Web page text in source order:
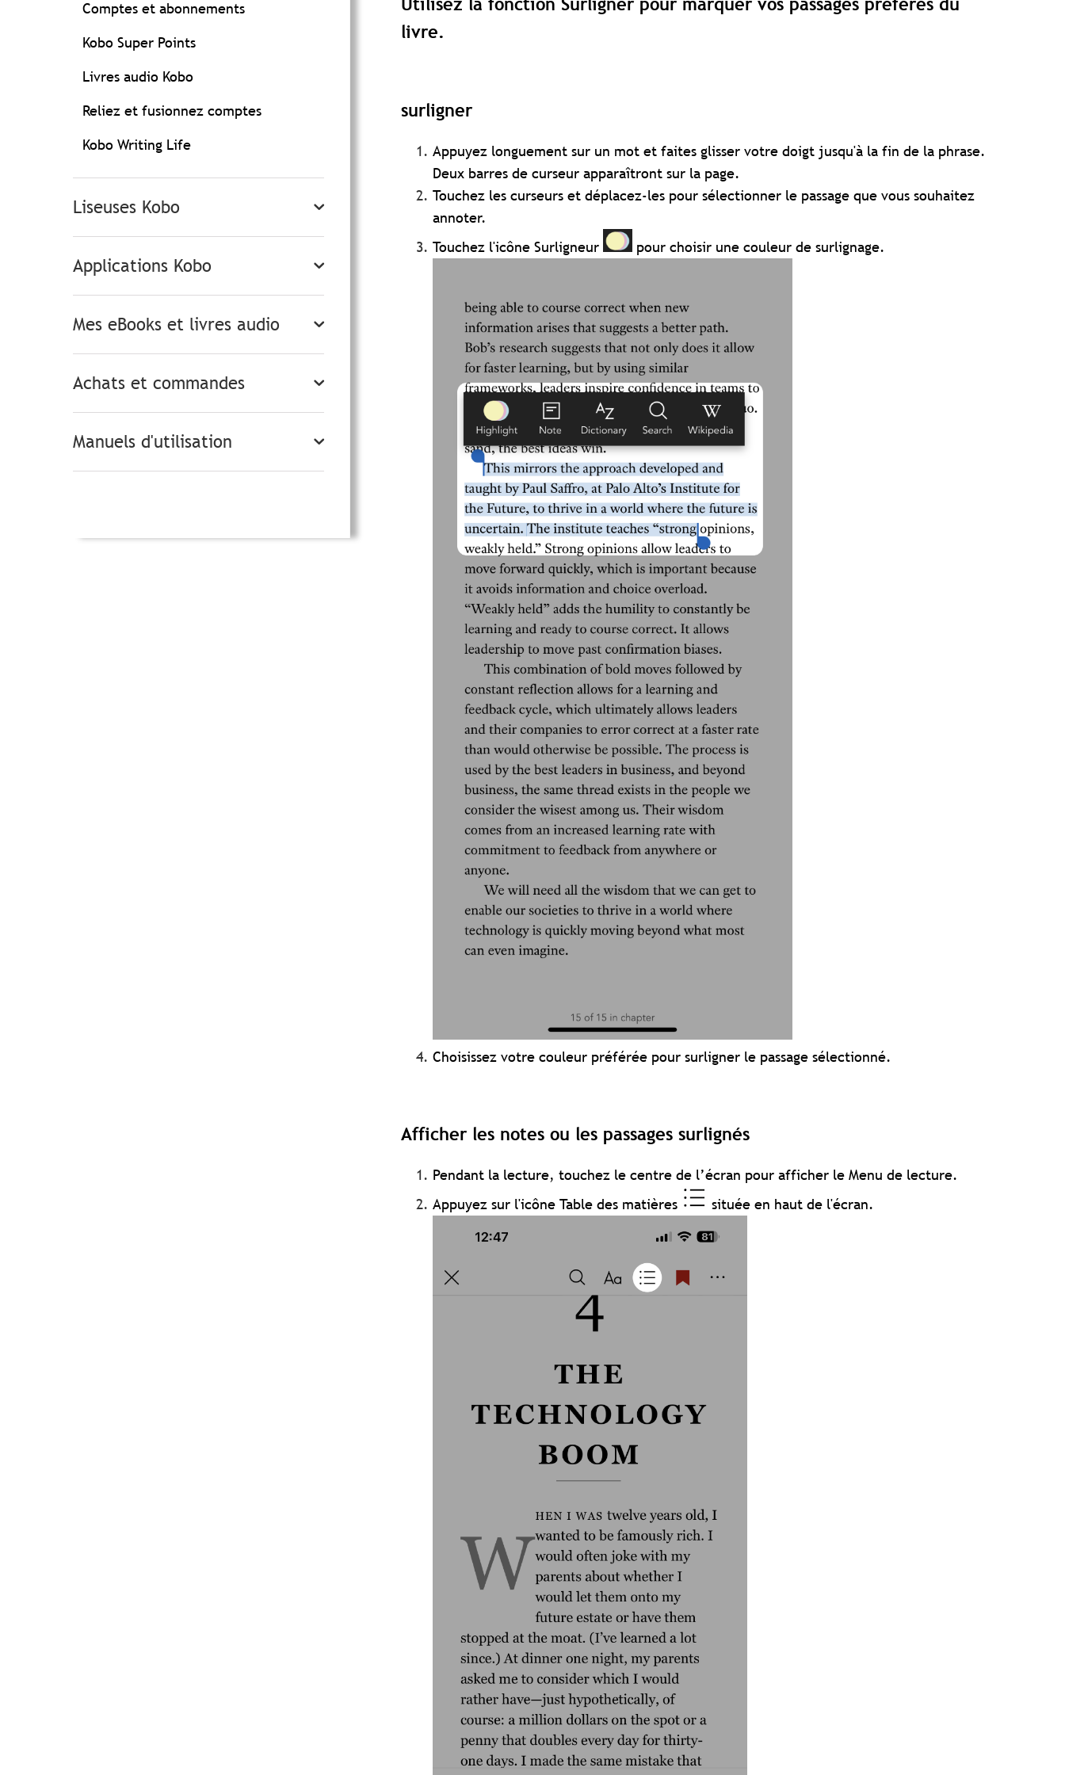
Comptes et abonnements
Kobo Super Points
Livres audio Kobo
Reliez et fusionnez comptes
Kobo Writing Life
Liseuses Kobo
Applications Kobo
Mes eBooks et livres audio
Achats et commandes
Manuels d'utilisation
Utilisez la fonction Surligner pour marquer vos passages préférés du
livre.
surligner
Appuyez longuement sur un mot et faites glisser votre doigt jusqu'à la fin de la phrase.
Deux barres de curseur apparaîtront sur la page.
Touchez les curseurs et déplacez-les pour sélectionner le passage que vous souhaitez
annoter.
Touchez l'icône Surligneur
pour choisir une couleur de surlignage.
Choisissez votre couleur préférée pour surligner le passage sélectionné.
Afficher les notes ou les passages surlignés
Pendant la lecture, touchez le centre de l’écran pour afficher le Menu de lecture.
Appuyez sur l'icône Table des matières
située en haut de l'écran.